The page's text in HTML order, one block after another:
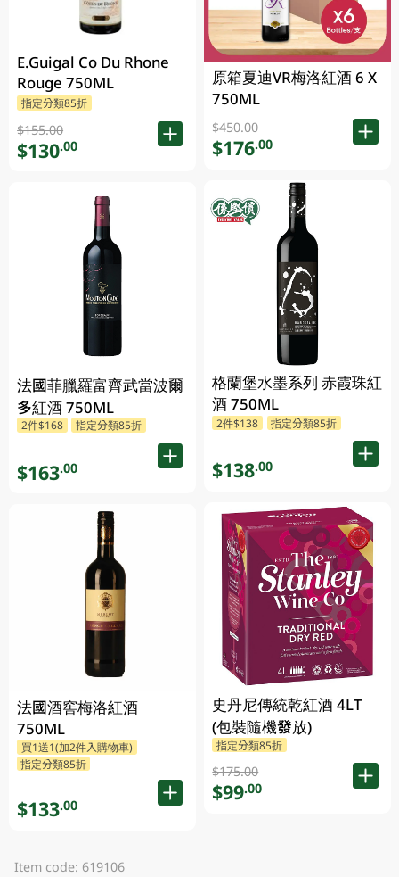
E.Guigal Co Du Rhone
Rouge 750ML
指定分類85折
$155.00
$130.00
法國菲臘羅富齊武當波爾
多紅酒 750ML
2件$168 指定分類85折
$163.00
法國酒窖梅洛紅酒
750ML
買1送1(加2件入購物車)
指定分類85折
$133.00
原箱夏迪VR梅洛紅酒 6 X
750ML
$450.00
$176.00
格蘭堡水墨系列 赤霞珠紅
酒 750ML
2件$138 指定分類85折
$138.00
史丹尼傳統乾紅酒 4LT
(包裝隨機發放)
指定分類85折
$175.00
$99.00
Item code: 619106